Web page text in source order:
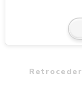
Retroceder